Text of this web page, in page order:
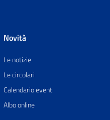
Novità
Le notizie
Le circolari
Calendario eventi
Albo online